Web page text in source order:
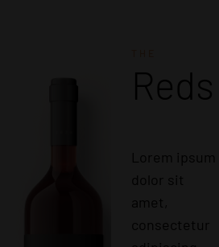
Reds
Lorem ipsum
dolor sit
amet,
consectetur